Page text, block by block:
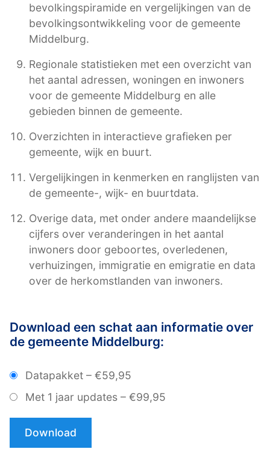
bevolkingspiramide en vergelijkingen van de
bevolkingsontwikkeling voor de gemeente
Middelburg.
Regionale statistieken met een overzicht van
het aantal adressen, woningen en inwoners
voor de gemeente Middelburg en alle
gebieden binnen de gemeente.
Overzichten in interactieve grafieken per
gemeente, wijk en buurt.
Vergelijkingen in kenmerken en ranglijsten van
de gemeente-, wijk- en buurtdata.
Overige data, met onder andere maandelijkse
cijfers over veranderingen in het aantal
inwoners door geboortes, overledenen,
verhuizingen, immigratie en emigratie en data
over de herkomstlanden van inwoners.
Download een schat aan informatie over
de gemeente Middelburg:
Datapakket – €59,95
Met 1 jaar updates – €99,95
Download